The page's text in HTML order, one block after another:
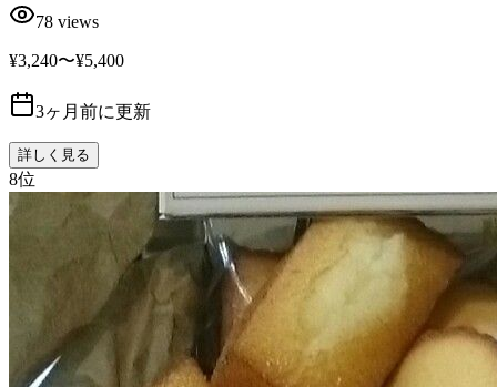
78 views
¥3,240〜¥5,400
3ヶ月前に更新
詳しく見る
8位